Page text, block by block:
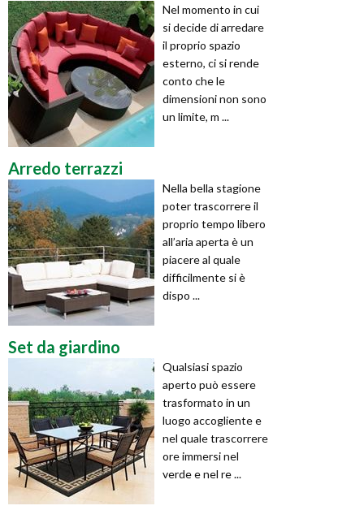
Nel momento in cui
si decide di arredare
il proprio spazio
esterno, ci si rende
conto che le
dimensioni non sono
un limite, m ...
Arredo terrazzi
Nella bella stagione
poter trascorrere il
proprio tempo libero
all’aria aperta è un
piacere al quale
difficilmente si è
dispo ...
Set da giardino
Qualsiasi spazio
aperto può essere
trasformato in un
luogo accogliente e
nel quale trascorrere
ore immersi nel
verde e nel re ...